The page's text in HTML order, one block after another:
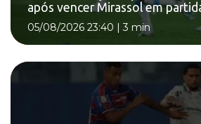
após vencer Mirassol em
05/08/2026 23:40 |3 min